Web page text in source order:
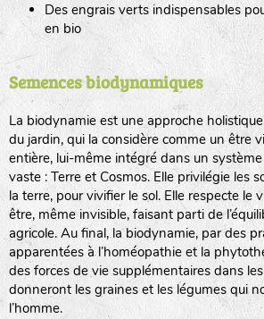
Des engrais verts indispensables
en bio
Semences biodynamiques
La biodynamie est une approche
du jardin, qui la considère comme un être
entière, lui-même intégré dans un
vaste : Terre et Cosmos. Elle privilégie les
la terre, pour vivifier le sol. Elle respecte le
être, même invisible, faisant parti de
agricole. Au final, la biodynamie, par des
apparentées à l’homéopathie et la
des forces de vie supplémentaires dans
donneront les graines et les légumes qui
l’homme.
LA RÉFÉRENCE :F BEL20BPA1A (en haut
F : Fleurs.
Les autres catégories étant :
animaux domestiques
animaux sauvages
biodiversité